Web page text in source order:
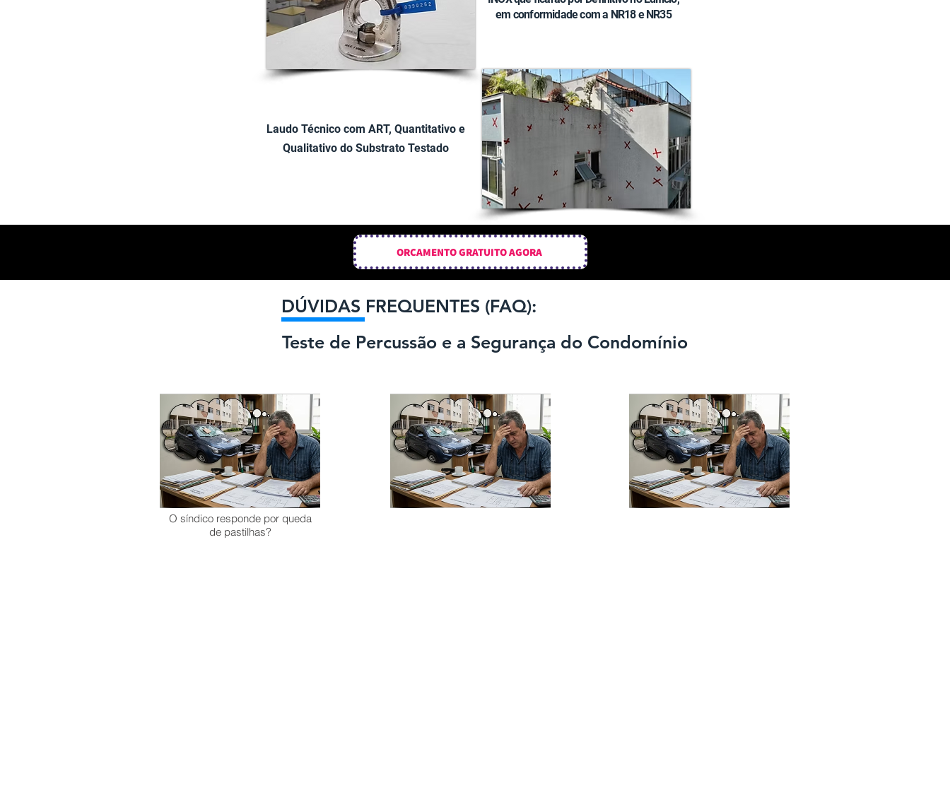
em conformidade com a NR18 e NR35
Laudo Técnico com ART, Quantitativo e
Qualitativo do Substrato Testado
ORÇAMENTO GRATUITO AGORA
DÚVIDAS FREQUENTES (FAQ):
Teste de Percussão e a Segurança do Condomínio
O síndico responde por queda
de pastilhas?